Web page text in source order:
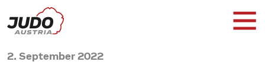
2. September 2022